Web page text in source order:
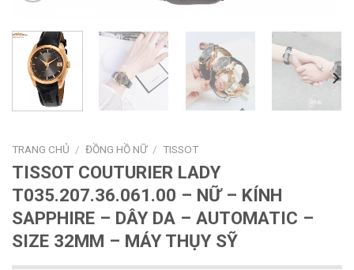
TRANG CHỦ / ĐỒNG HỒ NỮ / TISSOT
TISSOT COUTURIER LADY
T035.207.36.061.00 – NỮ – KÍNH
SAPPHIRE – DÂY DA – AUTOMATIC –
SIZE 32MM – MÁY THỤY SỸ